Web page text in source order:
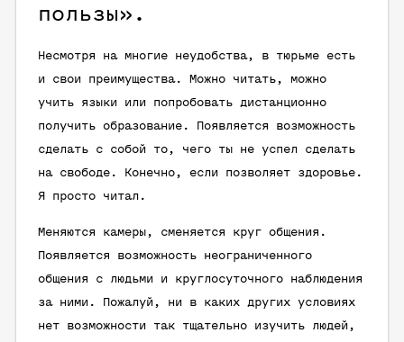
пользы».
Несмотря на многие неудобства, в тюрьме есть
и свои преимущества. Можно читать, можно
учить языки или попробовать дистанционно
получить образование. Появляется возможность
сделать с собой то, чего ты не успел сделать
на свободе. Конечно, если позволяет здоровье.
Я просто читал.
Меняются камеры, сменяется круг общения.
Появляется возможность неограниченного
общения с людьми и круглосуточного наблюдения
за ними. Пожалуй, ни в каких других условиях
нет возможности так тщательно изучить людей,